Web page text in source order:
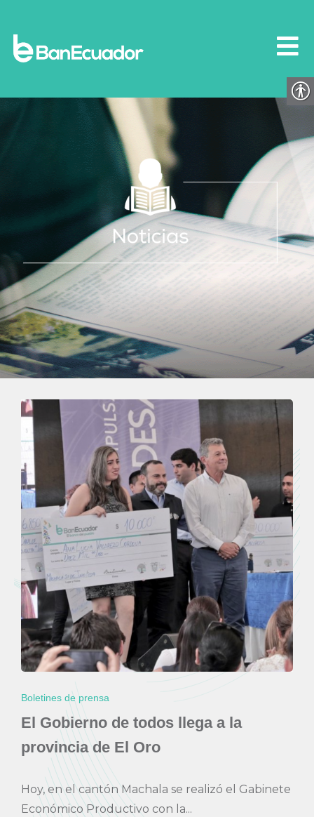
Boletines de prensa
El Gobierno de todos llega a la
provincia de El Oro
Hoy, en el cantón Machala se realizó el Gabinete
Económico Productivo con la...